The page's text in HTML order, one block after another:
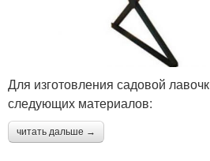
Для изготовления садовой
следующих материалов:
читать дальше →